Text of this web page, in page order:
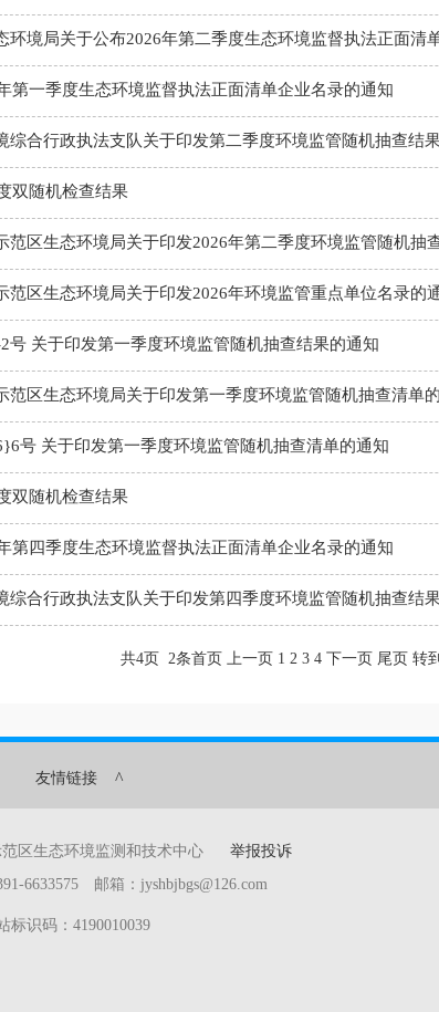
环境局关于公布2026年第二季度生态环境监督执法正面清
第一季度生态环境监督执法正面清单企业名录的通知
综合行政执法支队关于印发第二季度环境监管随机抽查结
双随机检查结果
范区生态环境局关于印发2026年第二季度环境监管随机抽
范区生态环境局关于印发2026年环境监管重点单位名录的
号 关于印发第一季度环境监管随机抽查结果的通知
范区生态环境局关于印发第一季度环境监管随机抽查清单
号 关于印发第一季度环境监管随机抽查清单的通知
双随机检查结果
第四季度生态环境监督执法正面清单企业名录的通知
综合行政执法支队关于印发第四季度环境监管随机抽查结
共4页 2条首页 上一页 1 2 3 4 下一页 尾页 转
友情链接 ^
范区生态环境监测和技术中心 举报投诉
6633575 邮箱：jyshbjbgs@126.com
标识码：4190010039